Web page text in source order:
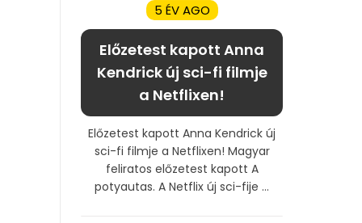
5 ÉV AGO
Előzetest kapott Anna
Kendrick új sci-fi filmje
a Netflixen!
Előzetest kapott Anna Kendrick új
sci-fi filmje a Netflixen! Magyar
feliratos előzetest kapott A
potyautas. A Netflix új sci-fije ...